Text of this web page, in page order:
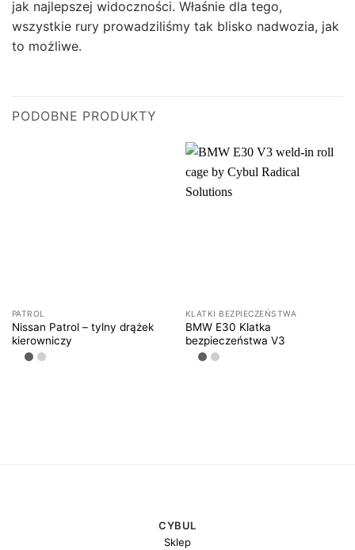
jak najlepszej widoczności. Właśnie dla tego,
wszystkie rury prowadziliśmy tak blisko nadwozia, jak
to możliwe.
PODOBNE PRODUKTY
PATROL
Nissan Patrol – tylny drążek
kierowniczy
KLATKI BEZPIECZEŃSTWA
BMW E30 Klatka
bezpieczeństwa V3
CYBUL
Sklep